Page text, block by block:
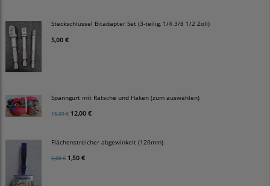
Steckschlüssel Bitadapter Set (3-teilig, 1/4 3/8 1/2 Zoll)
5,00 €
Spanngurt mit Ratsche und Haken (zum auswählen)
15,00 € 12,00 €
Flächenstreicher abgewinkelt (120mm)
5,00 € 1,50 €